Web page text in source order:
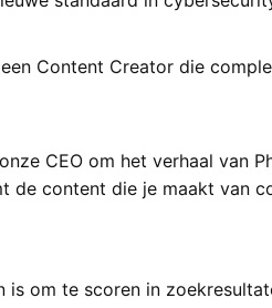
Content Creator die
CEO om het verhaal van
de content die je maakt van
om te scoren in